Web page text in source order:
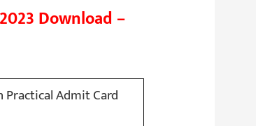
Download –
Practical Admit Card